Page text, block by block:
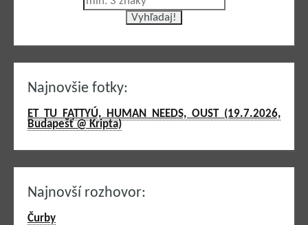
Najnovšie fotky:
ET TU FATTYÚ, HUMAN NEEDS, OUST (19.7.2026,
Budapešť @ Kripta)
Najnovší rozhovor:
Čurby